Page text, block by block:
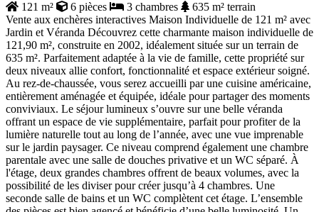
121 m² 6 pièces 3 chambres
635 m² terrain
Vente aux enchères interactives Maison Individuelle de 121 m² avec
Jardin et Véranda Découvrez cette charmante maison individuelle de
121,90 m², construite en 2002, idéalement située sur un terrain de
635 m². Parfaitement adaptée à la vie de famille, cette propriété sur
deux niveaux allie confort, fonctionnalité et espace extérieur soigné.
Au rez-de-chaussée, vous serez accueilli par une cuisine américaine,
entièrement aménagée et équipée, idéale pour partager des moments
conviviaux. Le séjour lumineux s’ouvre sur une belle véranda
offrant un espace de vie supplémentaire, parfait pour profiter de la
lumière naturelle tout au long de l’année, avec une vue imprenable
sur le jardin paysager. Ce niveau comprend également une chambre
parentale avec une salle de douches privative et un WC séparé. À
l'étage, deux grandes chambres offrent de beaux volumes, avec la
possibilité de les diviser pour créer jusqu’à 4 chambres. Une
seconde salle de bains et un WC complètent cet étage. L’ensemble